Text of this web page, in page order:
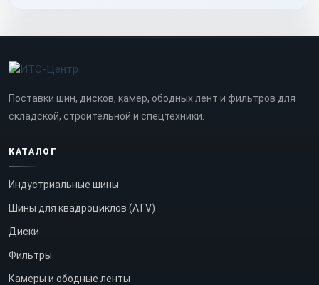
Поставки шин, дисков, камер, ободных лент и фильтров для
складской, строительной и спецтехники.
КАТАЛОГ
Индустриальные шины
Шины для квадроциклов (ATV)
Диски
Фильтры
Камеры и ободные ленты